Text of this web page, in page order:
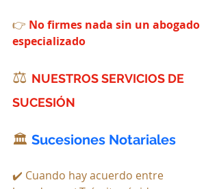
👉 No firmes nada sin un abogado
especializado
⚖️ NUESTROS SERVICIOS DE
SUCESIÓN
🏛️ Sucesiones Notariales
✔️ Cuando hay acuerdo entre